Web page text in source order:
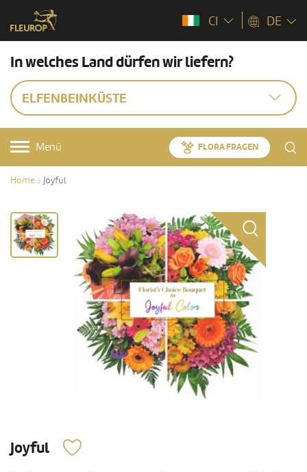
CI DE
In welches Land dürfen wir liefern?
ELFENBEINKÜSTE
Menü FLORA FRAGEN
Home Joyful
Joyful